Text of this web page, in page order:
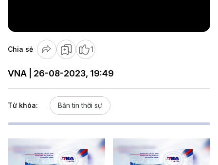
Video
Chia sẻ 1
VNA | 26-08-2023, 19:49
Từ khóa: Bản tin thời sự